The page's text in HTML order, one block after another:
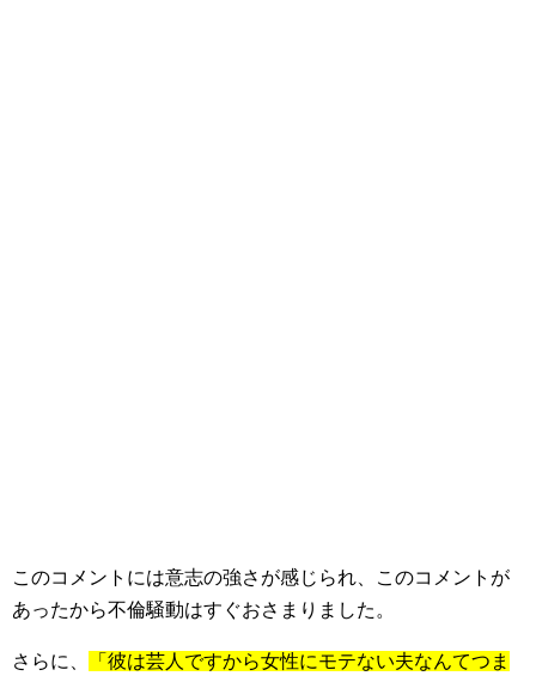
このコメントには意志の強さが感じられ、このコメントが
あったから不倫騒動はすぐおさまりました。
さらに、
「彼は芸人ですから女性にモテない夫なんてつま